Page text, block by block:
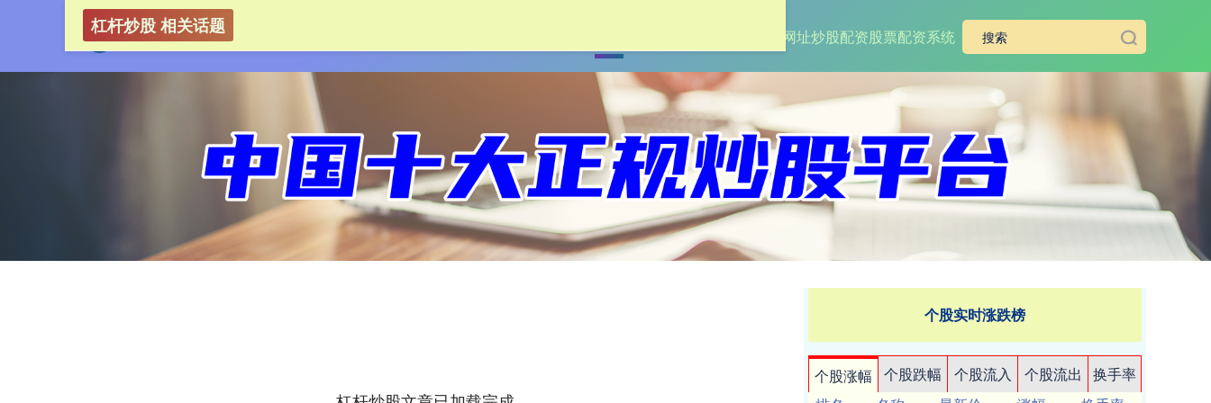
配资网址炒股配资股票配资系统
杠杆炒股 相关话题
个股实时涨跌榜
个股涨幅 个股跌幅 个股流入 个股流出
换手率